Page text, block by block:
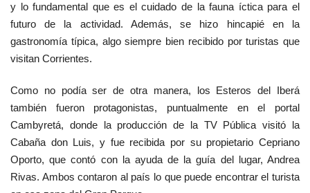
y lo fundamental que es el cuidado de la fauna íctica para el
futuro de la actividad. Además, se hizo hincapié en la
gastronomía típica, algo siempre bien recibido por turistas que
visitan Corrientes.
Como no podía ser de otra manera, los Esteros del Iberá
también fueron protagonistas, puntualmente en el portal
Cambyretá, donde la producción de la TV Pública visitó la
Cabaña don Luis, y fue recibida por su propietario Cepriano
Oporto, que contó con la ayuda de la guía del lugar, Andrea
Rivas. Ambos contaron al país lo que puede encontrar el turista